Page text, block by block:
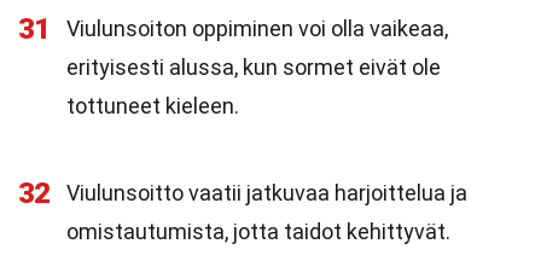
31
Viulunsoiton oppiminen voi olla vaikeaa,
erityisesti alussa, kun sormet eivät ole
tottuneet kieleen.
32
Viulunsoitto vaatii jatkuvaa harjoittelua ja
omistautumista, jotta taidot kehittyvät.